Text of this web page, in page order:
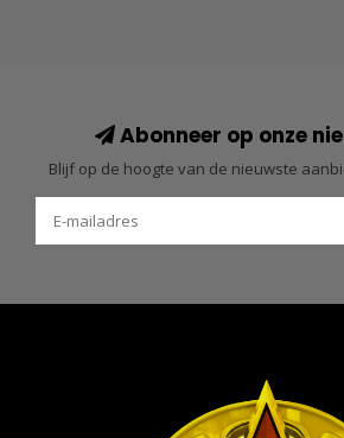
Abonneer op onze
Blijf op de hoogte van de nieuwste